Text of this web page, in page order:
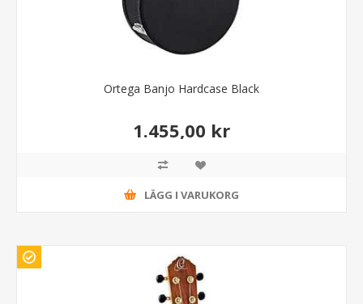
Ortega Banjo Hardcase Black
1.455,00 kr
LÄGG I VARUKORG